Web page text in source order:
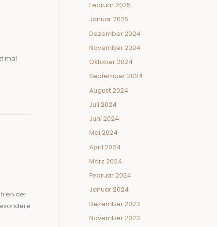
mal
der
Februar 2025
Januar 2025
Dezember 2024
November 2024
Oktober 2024
September 2024
August 2024
Juli 2024
Juni 2024
Mai 2024
April 2024
März 2024
Februar 2024
Januar 2024
Dezember 2023
November 2023